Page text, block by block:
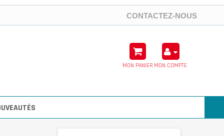
CONTACTEZ-NOUS
MON PANIER MON COMPTE